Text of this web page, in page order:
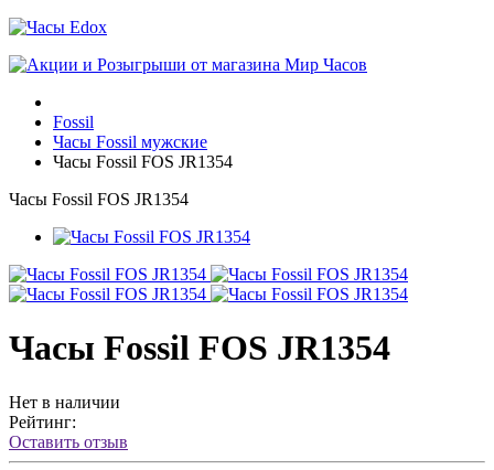
Fossil
Часы Fossil мужские
Часы Fossil FOS JR1354
Часы Fossil FOS JR1354
Часы Fossil FOS JR1354
Нет в наличии
Рейтинг:
Оставить отзыв